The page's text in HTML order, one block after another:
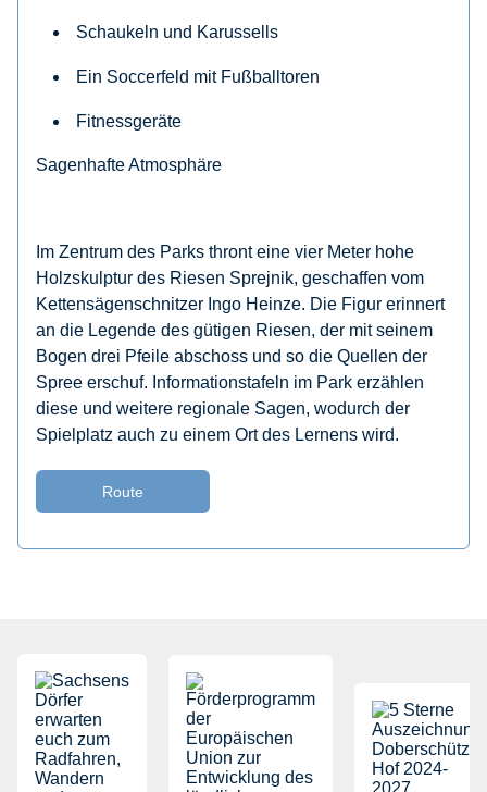
Schaukeln und Karussells
Ein Soccerfeld mit Fußballtoren
Fitnessgeräte​
Sagenhafte Atmosphäre
Im Zentrum des Parks thront eine vier Meter hohe
Holzskulptur des Riesen Sprejnik, geschaffen vom
Kettensägenschnitzer Ingo Heinze. Die Figur erinnert
an die Legende des gütigen Riesen, der mit seinem
Bogen drei Pfeile abschoss und so die Quellen der
Spree erschuf. Informationstafeln im Park erzählen
diese und weitere regionale Sagen, wodurch der
Spielplatz auch zu einem Ort des Lernens wird.
Route